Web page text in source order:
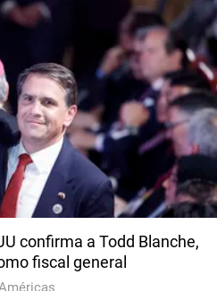
confirma a Todd Blanche,
fiscal general